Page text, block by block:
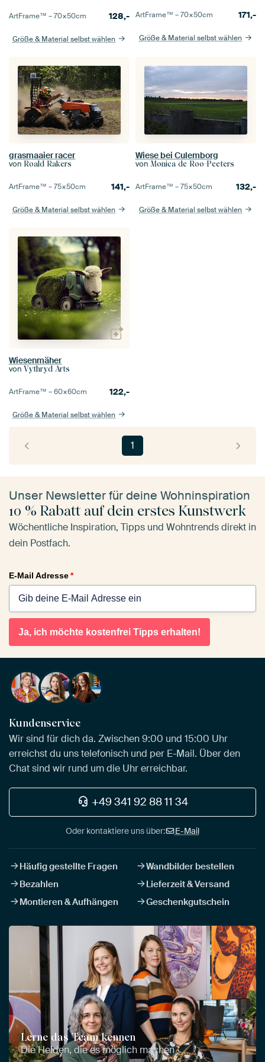
ArtFrame™ –70×50cm 128,-
Größe & Material selbst wählen
ArtFrame™ –70×50cm 171,-
Größe & Material selbst wählen
grasmaaier racer
von Roald Rakers
ArtFrame™ –75×50cm 141,-
Größe & Material selbst wählen
Wiese bei Culemborg
von Monica de Roo-Peeters
ArtFrame™ –75×50cm 132,-
Größe & Material selbst wählen
Wiesenmäher
von Vythryd Arts
ArtFrame™ –60×60cm 122,-
Größe & Material selbst wählen
1
Unser Newsletter für deine Wohninspiration
10 % Rabatt auf dein erstes Kunstwerk
Wöchentliche Inspiration, Tipps und Wohntrends direkt in
dein Postfach.
E-Mail Adresse*
Ja, ich möchte kostenfrei Tipps erhalten!
Kundenservice
Wir sind für dich da. Zwischen 9:00 und 15:00 Uhr
erreichst du uns telefonisch und per E-Mail. Über den
Chat sind wir rund um die Uhr erreichbar.
+49 341 92 88 11 34
Oder kontaktiere uns über: E-Mail
Häufig gestellte Fragen
Wandbilder bestellen
Bezahlen
Lieferzeit & Versand
Montieren & Aufhängen
Geschenkgutschein
Lerne das Team kennen
Die Helden, die es möglich machen